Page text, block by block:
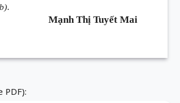
.
Mạnh Thị Tuyết Mai
PDF):